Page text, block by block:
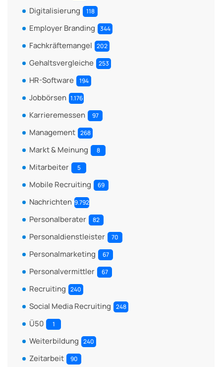
Digitalisierung 118
Employer Branding 344
Fachkräftemangel 202
Gehaltsvergleiche 253
HR-Software 194
Jobbörsen 1.176
Karrieremessen 97
Management 268
Markt & Meinung 8
Mitarbeiter 5
Mobile Recruiting 69
Nachrichten 9.792
Personalberater 82
Personaldienstleister 70
Personalmarketing 67
Personalvermittler 67
Recruiting 240
Social Media Recruiting 248
Ü50 1
Weiterbildung 240
Zeitarbeit 90